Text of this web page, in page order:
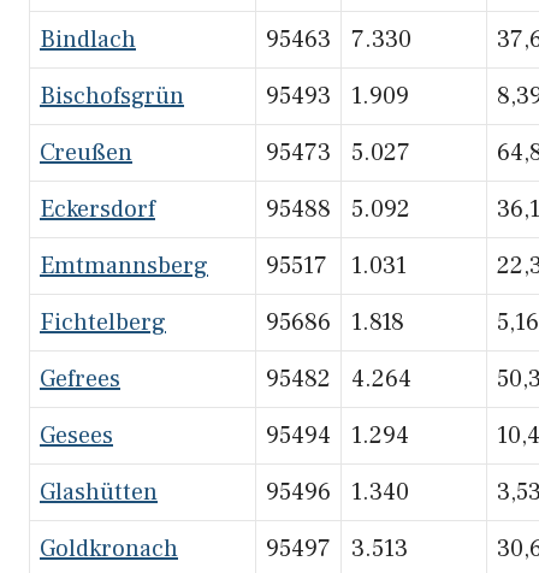
Bindlach
95463 7.330
Bischofsgrün
95493 1.909
Creußen
95473 5.027
Eckersdorf
95488 5.092
Emtmannsberg
95517 1.031
Fichtelberg
95686 1.818
5,16
Gefrees
95482 4.264
Gesees
95494 1.294
Glashütten
95496 1.340
Goldkronach
95497 3.513